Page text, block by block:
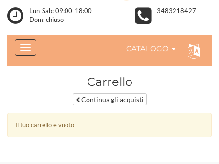
Lun-Sab: 09:00-18:00
Dom: chiuso
3483218427
CATALOGO
Carrello
Continua gli acquisti
Il tuo carrello è vuoto